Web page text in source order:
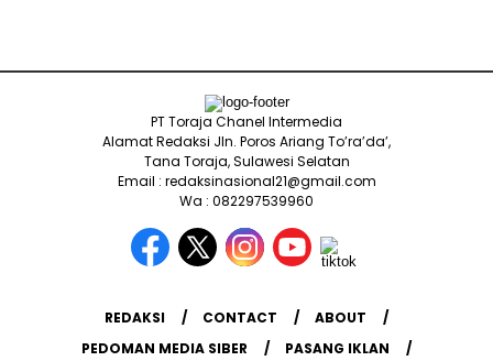
PT Toraja Chanel Intermedia
Alamat Redaksi Jln. Poros Ariang To’ra’da’,
Tana Toraja, Sulawesi Selatan
Email : redaksinasional21@gmail.com
Wa : 082297539960
REDAKSI CONTACT
ABOUT
PEDOMAN MEDIA SIBER
PASANG IKLAN